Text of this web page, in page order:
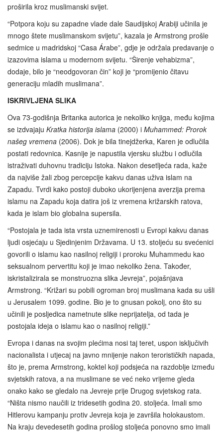
proširila kroz muslimanski svijet.
“Potpora koju su zapadne vlade dale Saudijskoj Arabiji učinila je
mnogo štete muslimanskom svijetu”, kazala je Armstrong prošle
sedmice u madridskoj “Casa Árabe”, gdje je održala predavanje o
izazovima islama u modernom svijetu. “Širenje vehabizma”,
dodaje, bilo je “neodgovoran čin” koji je “promijenio čitavu
generaciju mladih muslimana”.
ISKRIVLJENA SLIKA
Ova 73-godišnja Britanka autorica je nekoliko knjiga, među kojima
se izdvajaju Kratka historija islama (2000) i Muhammed: Prorok
našeg vremena (2006). Dok je bila tinejdžerka, Karen je odlučila
postati redovnica. Kasnije je napustila vjersku službu i odlučila
istraživati duhovnu tradiciju Istoka. Nakon desetljeća rada, kaže
da najviše žali zbog percepcije kakvu danas uživa islam na
Zapadu. Tvrdi kako postoji duboko ukorijenjena averzija prema
islamu na Zapadu koja datira još iz vremena križarskih ratova,
kada je islam bio globalna supersila.
“Postojala je tada ista vrsta uznemirenosti u Evropi kakvu danas
ljudi osjećaju u Sjedinjenim Državama. U 13. stoljeću su svećenici
govorili o islamu kao nasilnoj religiji i proroku Muhammedu kao
seksualnom pervertitu koji je imao nekoliko žena. Također,
iskristalizirala se monstruozna slika Jevreja”, pojašnjava
Armstrong. “Križari su pobili ogroman broj muslimana kada su ušli
u Jerusalem 1099. godine. Bio je to gnusan pokolj, ono što su
učinili je posljedica nametnute slike neprijatelja, od tada je
postojala ideja o islamu kao o nasilnoj religiji.”
Evropa i danas na svojim plećima nosi taj teret, uspon isključivih
nacionalista i utjecaj na javno mnijenje nakon terorističkih napada,
što je, prema Armstrong, koktel koji podsjeća na razdoblje između
svjetskih ratova, a na muslimane se već neko vrijeme gleda
onako kako se gledalo na Jevreje prije Drugog svjetskog rata.
“Ništa nismo naučili iz tridesetih godina 20. stoljeća. Imali smo
Hitlerovu kampanju protiv Jevreja koja je završila holokaustom.
Na kraju devedesetih godina prošlog stoljeća ponovno smo imali